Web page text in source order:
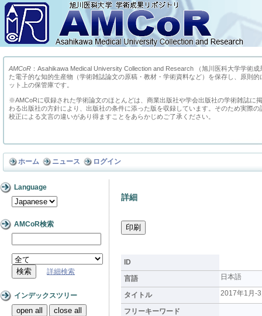
AMCoR ：Asahikawa Medical University Collection and Research （旭川医科大学学術
た電子的な知的生産物（学術雑誌論文の原稿・教材・学術資料など）を保存し、原則
ット上の保管庫です。
※AMCoRに収録された学術論文のほとんどは、商業出版社や学会出版社の学術雑誌に
わる出版社の方針により、出版社の条件に添った版を収録しています。そのため実際
校正による文言の違いがあり得ますことをあらかじめご了承ください。
ホーム ニュース ログイン
Language
AMCoR検索
詳細検索
インデックスツリー
open all close all
詳細
ID
言語
日本語
タイトル 2017年1月-
フリーキーワード